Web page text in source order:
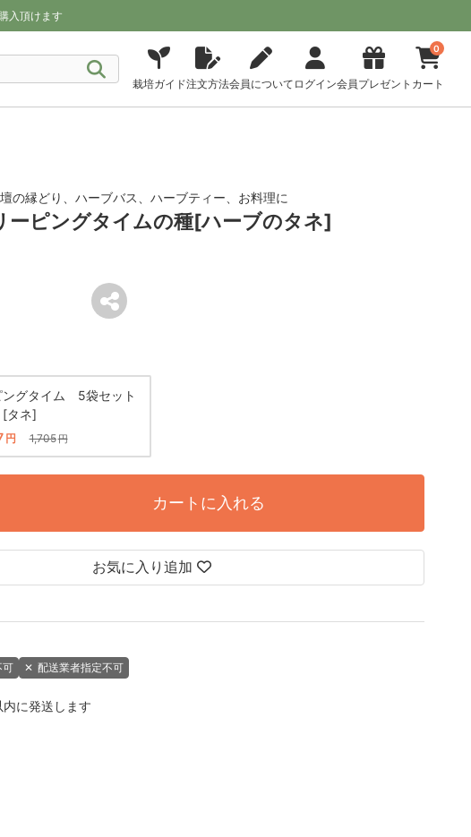
入頂けます
栽培ガイド注文方法会員について ログイン会員プレゼント
0
カート
の縁どり、ハーブバス、ハーブティー、お料理に
ーピングタイムの種[ハーブのタネ]
ングタイム 5袋セット
[タネ]
円 1,705円
カートに入れる
お気に入り追加
可 ✕ 配送業者指定不可
に発送します